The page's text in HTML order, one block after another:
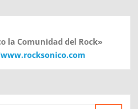
la Comunidad del Rock»